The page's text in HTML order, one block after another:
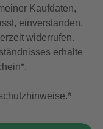
Kaufdaten,
einverstanden.
widerrufen.
erhalte
*.
.